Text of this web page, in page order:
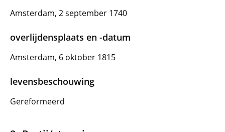
Amsterdam, 2 september 1740
overlijdensplaats en -datum
Amsterdam, 6 oktober 1815
levensbeschouwing
Gereformeerd